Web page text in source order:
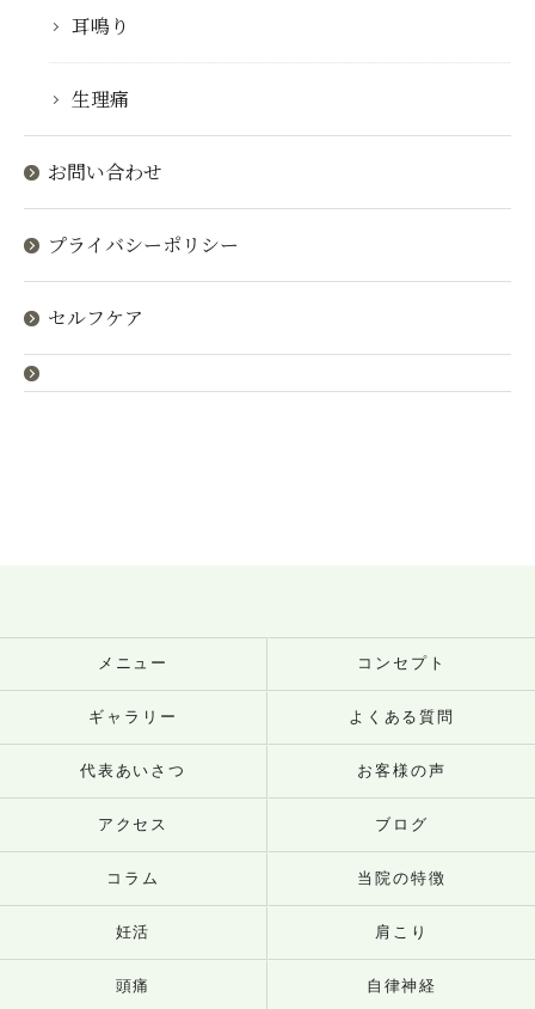
耳鳴り
生理痛
お問い合わせ
プライバシーポリシー
セルフケア
メニュー コンセプト
ギャラリー よくある質問
代表あいさつ お客様の声
アクセス ブログ
コラム 当院の特徴
妊活 肩こり
頭痛 自律神経